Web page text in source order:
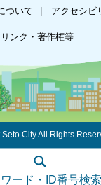
ード・ID番号検索
ついて アクセシビ
リンク・著作権等
City.All Rights